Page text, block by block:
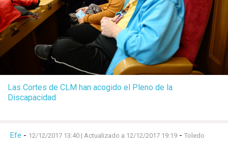
Las Cortes de CLM han acogido el Pleno de la
Discapacidad
Efe - 12/12/2017 13:40 | Actualizado a 12/12/2017 19:19 - Toledo